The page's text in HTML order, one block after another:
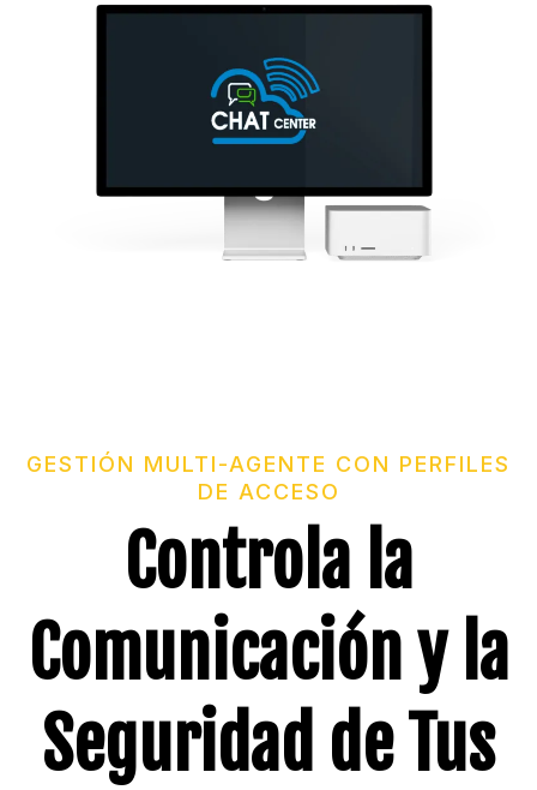
GESTIÓN MULTI-AGENTE CON PERFILES
DE ACCESO
Controla la
Comunicación y la
Seguridad de Tus